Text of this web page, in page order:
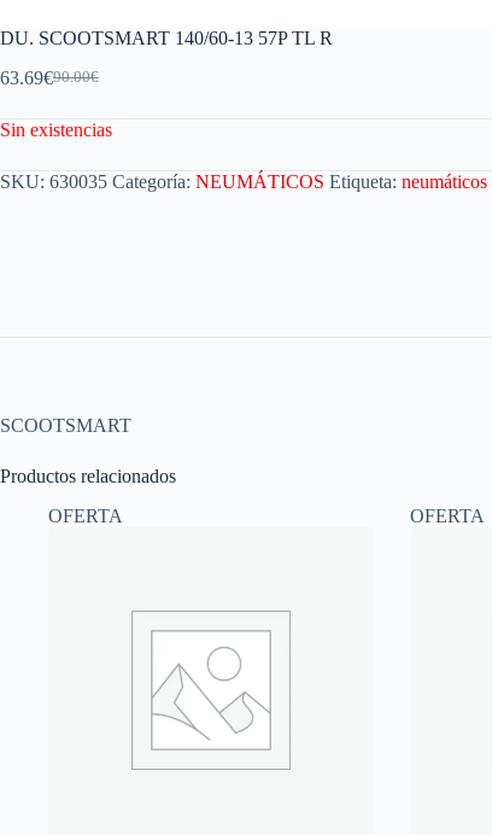
DU. SCOOTSMART 140/60-13 57P TL R
90.00€
63.69€
Sin existencias
SKU: 630035 Categoría: NEUMÁTICOS Etiqueta: neumáticos
SCOOTSMART
Productos relacionados
OFERTA
OFERTA